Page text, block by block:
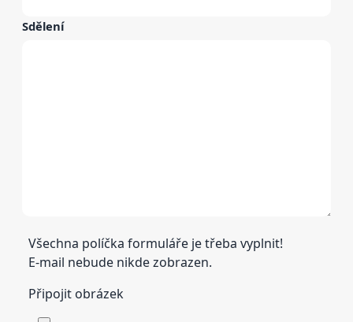
Sdělení
Všechna políčka formuláře je třeba vyplnit!
E-mail nebude nikde zobrazen.
Připojit obrázek